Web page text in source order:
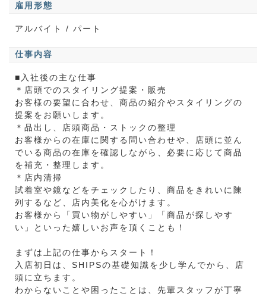
雇用形態
アルバイト / パート
仕事内容
■入社後の主な仕事
＊店頭でのスタイリング提案・販売
お客様の要望に合わせ、商品の紹介やスタイリングの
提案をお願いします。
＊品出し、店頭商品・ストックの整理
お客様からの在庫に関する問い合わせや、店頭に並ん
でいる商品の在庫を確認しながら、必要に応じて商品
を補充・整理します。
＊店内清掃
試着室や鏡などをチェックしたり、商品をきれいに陳
列するなど、店内美化を心がけます。
お客様から「買い物がしやすい」「商品が探しやす
い」といった嬉しいお声を頂くことも！
まずは上記の仕事からスタート！
入店初日は、SHIPSの基礎知識を少し学んでから、店
頭に立ちます。
わからないことや困ったことは、先輩スタッフが丁寧